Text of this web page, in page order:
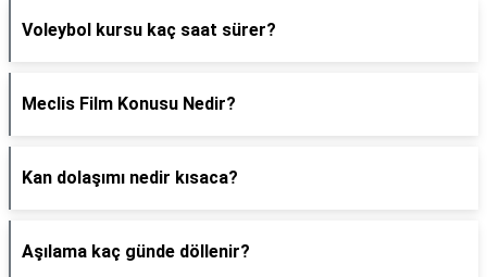
Voleybol kursu kaç saat sürer?
Meclis Film Konusu Nedir?
Kan dolaşımı nedir kısaca?
Aşılama kaç günde döllenir?